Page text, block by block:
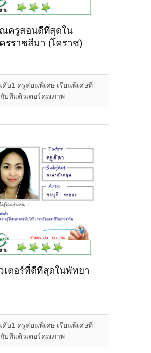
ครูสอนดีที่สุดใน
รราชสีมา (โคราช)
ดับ1 ครูสอนพิเศษ เรียนพิเศษที่
บทีมติวเตอร์คุณภาพ
เตอร์ที่ดีที่สุดในพัทยา
ดับ1 ครูสอนพิเศษ เรียนพิเศษที่
บทีมติวเตอร์คุณภาพ